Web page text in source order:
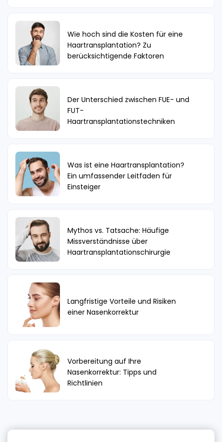
Wie hoch sind die Kosten für eine
Haartransplantation? Zu
berücksichtigende Faktoren
Der Unterschied zwischen FUE- und
FUT-
Haartransplantationstechniken
Was ist eine Haartransplantation?
Ein umfassender Leitfaden für
Einsteiger
Mythos vs. Tatsache: Häufige
Missverständnisse über
Haartransplantationschirurgie
Langfristige Vorteile und Risiken
einer Nasenkorrektur
Vorbereitung auf Ihre
Nasenkorrektur: Tipps und
Richtlinien